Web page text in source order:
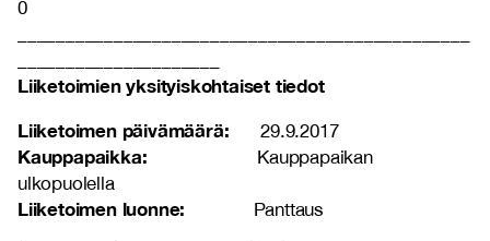
0
Liiketoimien yksityiskohtaiset tiedot
Liiketoimen päivämäärä: 29.9.2017
Kauppapaikka: Kauppapaikan
ulkopuolella
Liiketoimen luonne: Panttaus